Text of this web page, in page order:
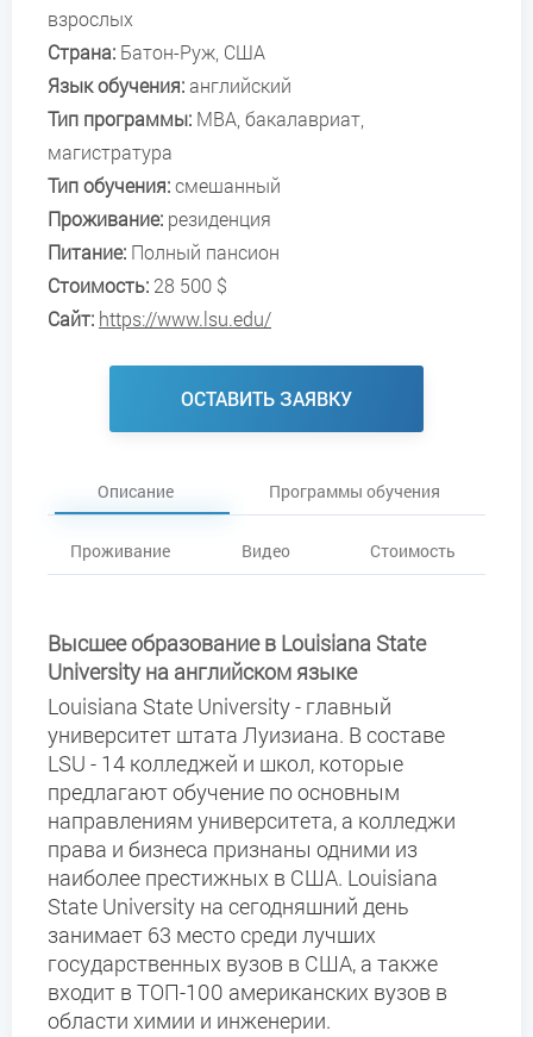
взрослых
Страна: Батон-Руж, США
Язык обучения:английский
Тип программы: MBA, бакалавриат,
магистратура
Тип обучения:смешанный
Проживание: резиденция
Питание: Полный пансион
Стоимость: 28 500 $
Сайт: https://www.lsu.edu/
ОСТАВИТЬ ЗАЯВКУ
Описание Программы обучения
Проживание Видео Стоимость
Высшее образование в Louisiana State
University на английском языке
Louisiana State University - главный
университет штата Луизиана. В составе
LSU - 14 колледжей и школ, которые
предлагают обучение по основным
направлениям университета, а колледжи
права и бизнеса признаны одними из
наиболее престижных в США. Louisiana
State University на сегодняшний день
занимает 63 место среди лучших
государственных вузов в США, а также
входит в ТОП-100 американских вузов в
области химии и инженерии.